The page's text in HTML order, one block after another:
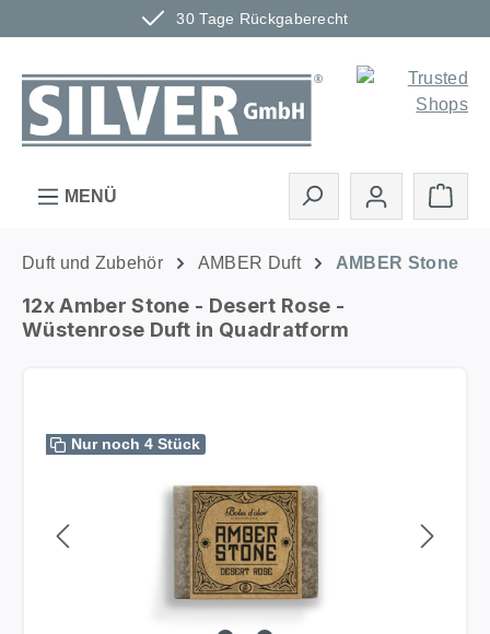
30 Tage Rückgaberecht
Zum Hauptinhalt springen
MENÜ
Duft und Zubehör AMBER Duft AMBER Stone
12x Amber Stone - Desert Rose -
Wüstenrose Duft in Quadratform
Nur noch 4 Stück